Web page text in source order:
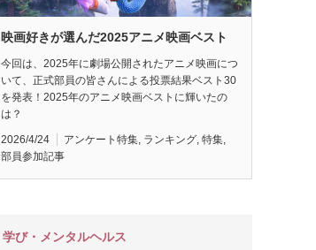
映画好きが選んだ2025アニメ映画ベスト
今回は、2025年に劇場公開されたアニメ映画につ
いて、正式部員の皆さんによる投票結果ベスト30
を発表！2025年のアニメ映画ベストに輝いたの
は？
2026/4/24 アンケート特集, ランキング, 特集,
部員参加記事
学び・メンタルヘルス